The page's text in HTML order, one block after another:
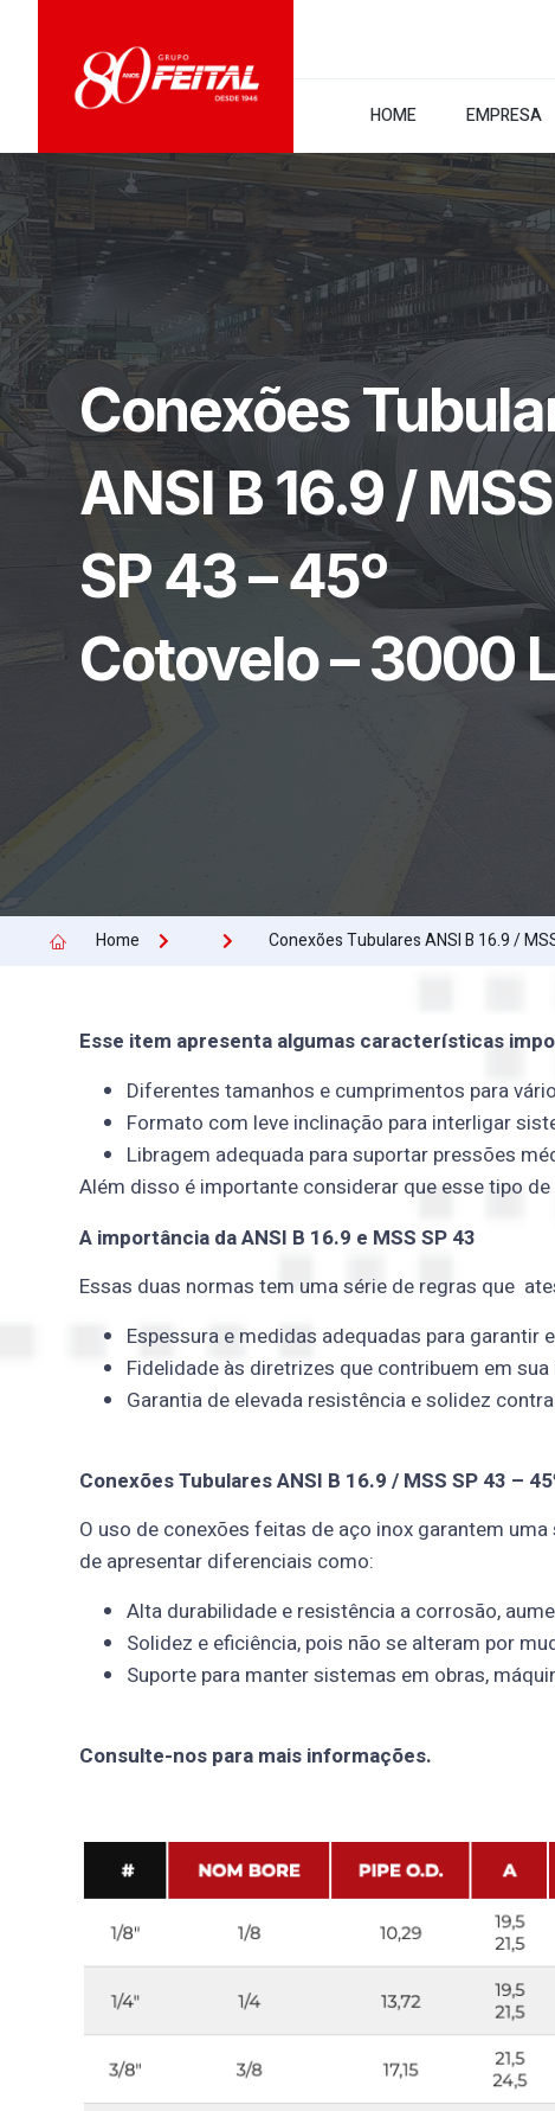
HOME EMPRESA
Conexões
ANSI B 16.9 / MSS
SP 43 – 45º
Cotovelo – 3000
Home Conexões Tubulares ANSI B 16.9 /
Esse item apresenta algumas características
Diferentes tamanhos e cumprimentos para
Formato com leve inclinação para interligar
Libragem adequada para suportar pressões
Além disso é importante considerar que esse tipo
A importância da ANSI B 16.9 e MSS SP 43
Essas duas normas tem uma série de regras que
Espessura e medidas adequadas para garantir
Fidelidade às diretrizes que contribuem em
Garantia de elevada resistência e solidez
Conexões Tubulares ANSI B 16.9 / MSS SP 43 –
O uso de conexões feitas de aço inox garantem
de apresentar diferenciais como:
Alta durabilidade e resistência a corrosão,
Solidez e eficiência, pois não se alteram por
Suporte para manter sistemas em obras,
Consulte-nos para mais informações.